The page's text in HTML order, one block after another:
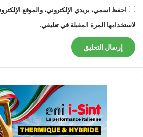
احفظ اسمي، بريدي الإلكتروني، والموقع
لاستخدامها المرة المقبلة في تعليقي.